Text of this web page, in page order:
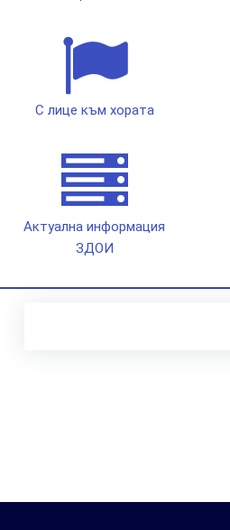
С лице към хората
Актуална информация
ЗДОИ